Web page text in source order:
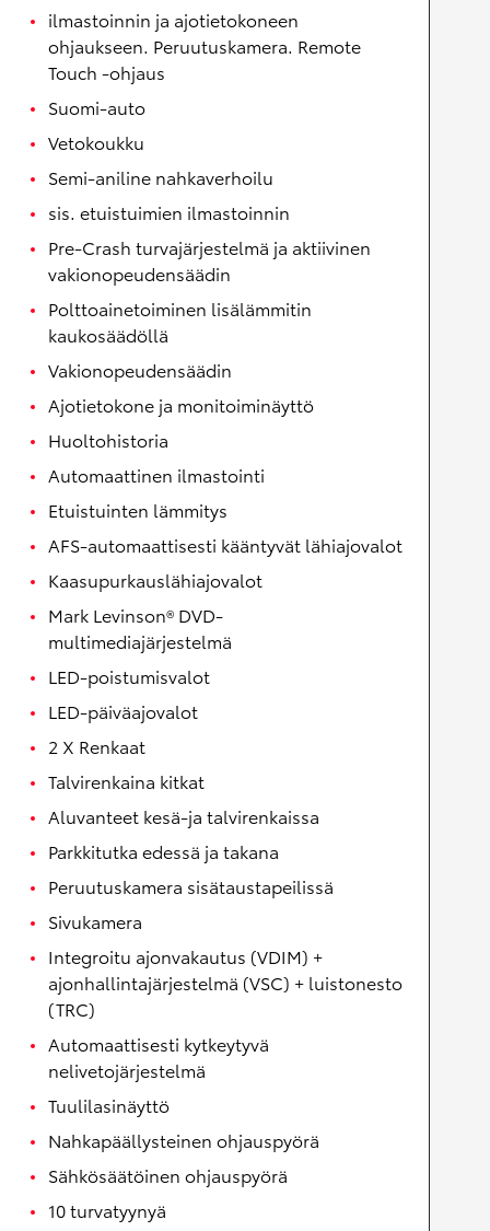
ilmastoinnin ja ajotietokoneen
ohjaukseen. Peruutuskamera. Remote
Touch -ohjaus
Suomi-auto
Vetokoukku
Semi-aniline nahkaverhoilu
sis. etuistuimien ilmastoinnin
Pre-Crash turvajärjestelmä ja aktiivinen
vakionopeudensäädin
Polttoainetoiminen lisälämmitin
kaukosäädöllä
Vakionopeudensäädin
Ajotietokone ja monitoiminäyttö
Huoltohistoria
Automaattinen ilmastointi
Etuistuinten lämmitys
AFS-automaattisesti kääntyvät lähiajovalot
Kaasupurkauslähiajovalot
Mark Levinson® DVD-
multimediajärjestelmä
LED-poistumisvalot
LED-päiväajovalot
2 X Renkaat
Talvirenkaina kitkat
Aluvanteet kesä-ja talvirenkaissa
Parkkitutka edessä ja takana
Peruutuskamera sisätaustapeilissä
Sivukamera
Integroitu ajonvakautus (VDIM) +
ajonhallintajärjestelmä (VSC) + luistonesto
(TRC)
Automaattisesti kytkeytyvä
nelivetojärjestelmä
Tuulilasinäyttö
Nahkapäällysteinen ohjauspyörä
Sähkösäätöinen ohjauspyörä
10 turvatyynyä